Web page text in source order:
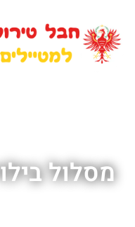
מסלול